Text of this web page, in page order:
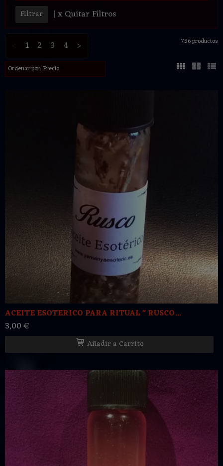
| x Quitar Filtros
1 2 3 4 > 756 productos
Ordenar por:Precio
ACEITE ESOTERICO PARA RITUAL " RUSCO...
3,00 €
Añadir a Carrito